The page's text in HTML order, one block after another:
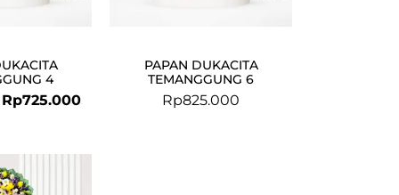
4
Rp725.000
PAPAN DUKACITA
TEMANGGUNG 6
Rp825.000
price